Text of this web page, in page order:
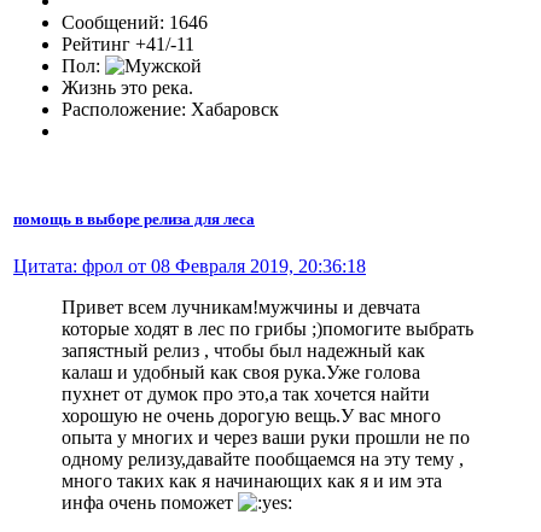
Сообщений: 1646
Рейтинг +41/-11
Пол:
Жизнь это река.
Расположение: Хабаровск
помощь в выборе релиза для леса
Цитата: фрол от 08 Февраля 2019, 20:36:18
Привет всем лучникам!мужчины и девчата
которые ходят в лес по грибы ;)помогите выбрать
запястный релиз , чтобы был надежный как
калаш и удобный как своя рука.Уже голова
пухнет от думок про это,а так хочется найти
хорошую не очень дорогую вещь.У вас много
опыта у многих и через ваши руки прошли не по
одному релизу,давайте пообщаемся на эту тему ,
много таких как я начинающих как я и им эта
инфа очень поможет